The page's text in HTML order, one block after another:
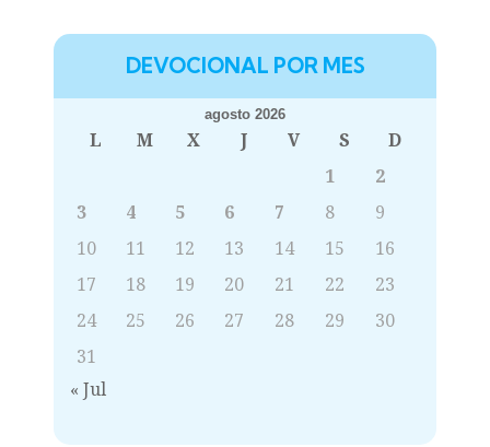
DEVOCIONAL POR MES
agosto 2026
L M X J V S
D
1
2
3
4 5 6 7 8
9
10
11 12 13 14 15
16
17
18 19 20 21 22
23
24
25 26 27 28 29
30
31
« Jul